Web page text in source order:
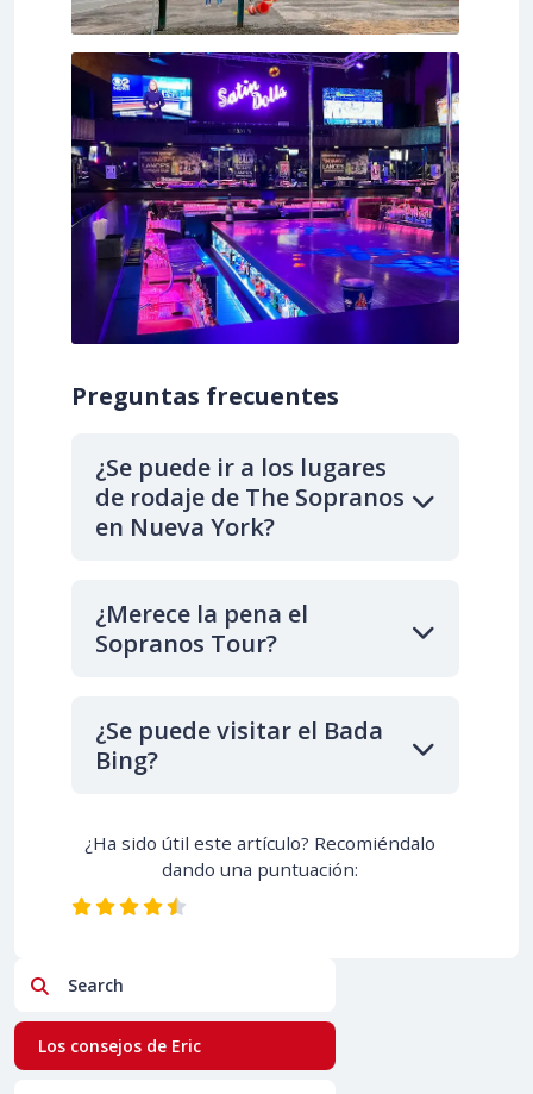
Preguntas frecuentes
¿Se puede ir a los lugares
de rodaje de The Sopranos
en Nueva York?
¿Merece la pena el
Sopranos Tour?
¿Se puede visitar el Bada
Bing?
¿Ha sido útil este artículo? Recomiéndalo
dando una puntuación:
Search
Los consejos de Eric